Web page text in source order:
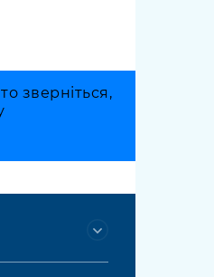
зверніться,